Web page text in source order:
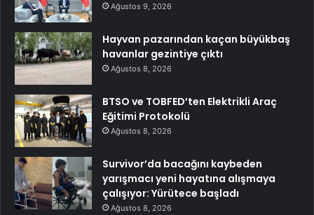
Ağustos 9, 2026
Hayvan pazarından kaçan büyükbaş
havanlar gezintiye çıktı
Ağustos 8, 2026
BTSO ve TOBFED’ten Elektrikli Araç
Eğitimi Protokolü
Ağustos 8, 2026
Survivor’da bacağını kaybeden
yarışmacı yeni hayatına alışmaya
çalışıyor: Yürütece başladı
Ağustos 8, 2026